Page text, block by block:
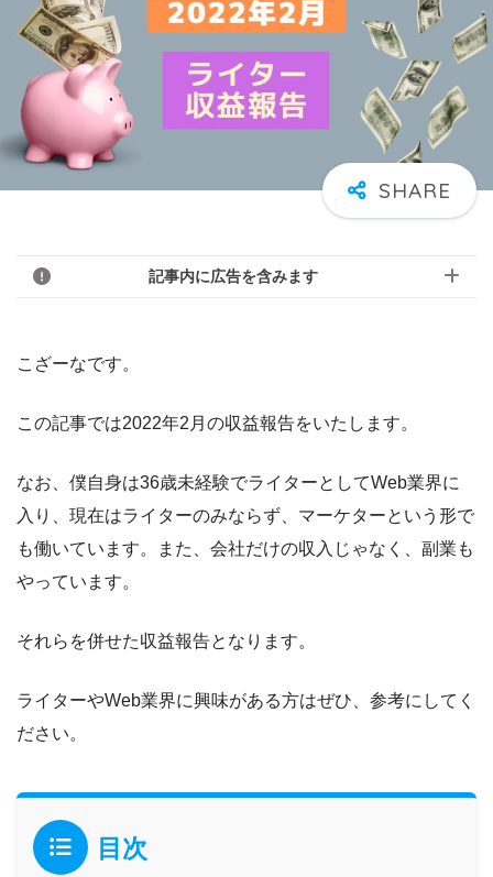
記事内に広告を含みます
こざーなです。
この記事では2022年2月の収益報告をいたします。
なお、僕自身は36歳未経験でライターとしてWeb業界に
入り、現在はライターのみならず、マーケターという形で
も働いています。また、会社だけの収入じゃなく、副業も
やっています。
それらを併せた収益報告となります。
ライターやWeb業界に興味がある方はぜひ、参考にしてく
ださい。
目次